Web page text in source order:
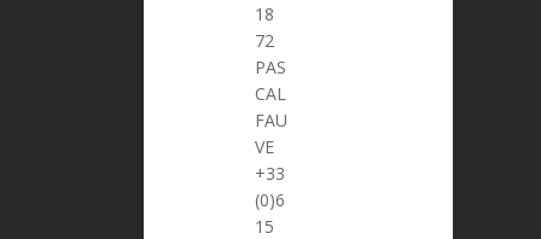
18
72
PAS
CAL
FAU
VE
> pascal.fauve@prima-donna.fr
+33
(0)6
15